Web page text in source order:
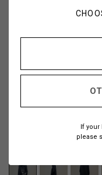
If
please